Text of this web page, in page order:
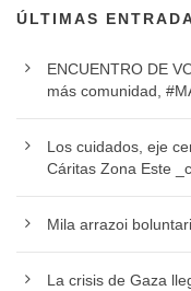
ÚLTIMAS
ENCUENTRO DE
más comunidad,
Los cuidados, eje
Cáritas Zona Este
Mila arrazoi
La crisis de Gaza